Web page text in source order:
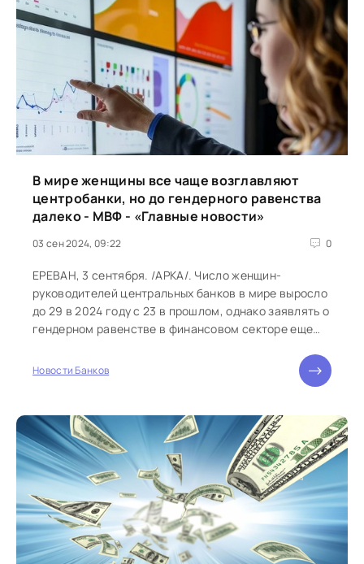
В мире женщины все чаще возглавляют
центробанки, но до гендерного равенства
далеко - МВФ - «Главные новости»
03 сен 2024, 09:22 0
ЕРЕВАН, 3 сентября. /АРКА/. Число женщин-
руководителей центральных банков в мире выросло
до 29 в 2024 году с 23 в прошлом, однако заявлять о
гендерном равенстве в финансовом секторе еще
Новости Банков